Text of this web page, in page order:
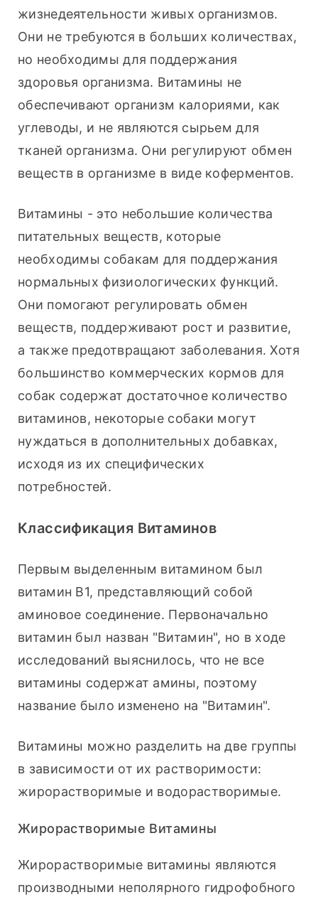
жизнедеятельности живых организмов.
Они не требуются в больших количествах,
но необходимы для поддержания
здоровья организма. Витамины не
обеспечивают организм калориями, как
углеводы, и не являются сырьем для
тканей организма. Они регулируют обмен
веществ в организме в виде коферментов.
Витамины - это небольшие количества
питательных веществ, которые
необходимы собакам для поддержания
нормальных физиологических функций.
Они помогают регулировать обмен
веществ, поддерживают рост и развитие,
а также предотвращают заболевания. Хотя
большинство коммерческих кормов для
собак содержат достаточное количество
витаминов, некоторые собаки могут
нуждаться в дополнительных добавках,
исходя из их специфических
потребностей.
Классификация Витаминов
Первым выделенным витамином был
витамин B1, представляющий собой
аминовое соединение. Первоначально
витамин был назван "Витамин", но в ходе
исследований выяснилось, что не все
витамины содержат амины, поэтому
название было изменено на "Витамин".
Витамины можно разделить на две группы
в зависимости от их растворимости:
жирорастворимые и водорастворимые.
Жирорастворимые Витамины
Жирорастворимые витамины являются
производными неполярного гидрофобного